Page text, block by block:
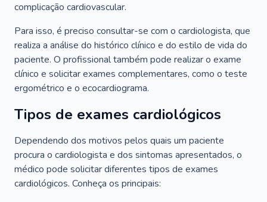
complicação cardiovascular.
Para isso, é preciso consultar-se com o cardiologista, que
realiza a análise do histórico clínico e do estilo de vida do
paciente. O profissional também pode realizar o exame
clínico e solicitar exames complementares, como o teste
ergométrico e o ecocardiograma.
Tipos de exames cardiológicos
Dependendo dos motivos pelos quais um paciente
procura o cardiologista e dos sintomas apresentados, o
médico pode solicitar diferentes tipos de exames
cardiológicos. Conheça os principais: